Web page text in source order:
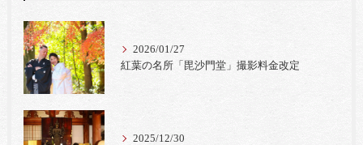
2026/01/27
紅葉の名所「毘沙門堂」撮影料金改定
2025/12/30